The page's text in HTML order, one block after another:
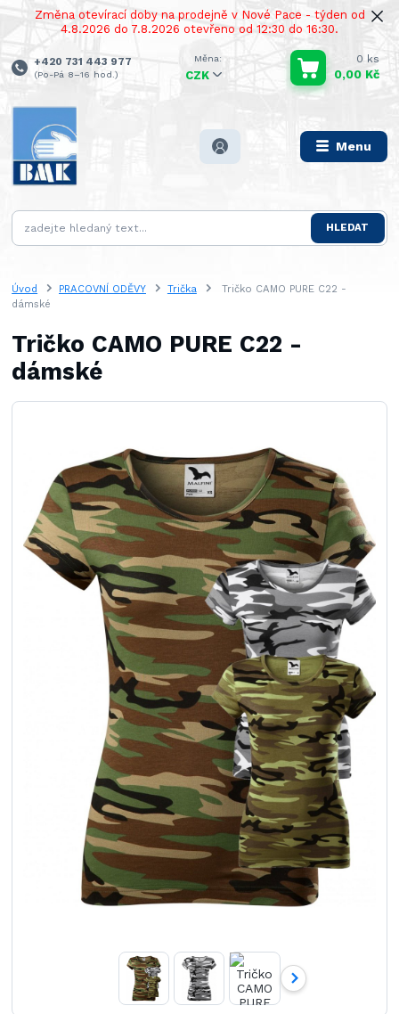
Změna otevírací doby na prodejně v Nové Pace - týden od
4.8.2026 do 7.8.2026 otevřeno od 12:30 do 16:30.
Menu
CZK
HLEDAT
+420 731 443 977
(Po-Pá 8–16 hod.)
0 ks
0,00 Kč
Úvod PRACOVNÍ ODĚVY Trička
Tričko CAMO PURE C22 -
dámské
Tričko CAMO PURE C22 -
dámské